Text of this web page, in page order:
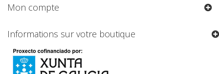
Mon compte
Informations sur votre boutique